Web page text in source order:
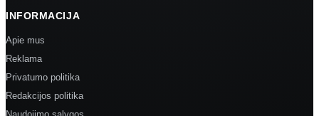
INFORMACIJA
Apie mus
Reklama
Privatumo politika
Redakcijos politika